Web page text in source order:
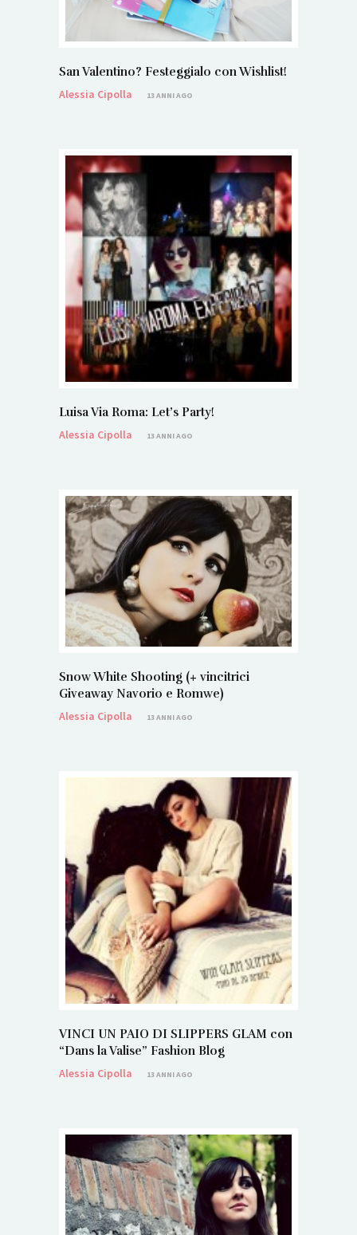
San Valentino? Festeggialo con Wishlist!
Alessia Cipolla
13 ANNI AGO
Luisa Via Roma: Let’s Party!
Alessia Cipolla
13 ANNI AGO
Snow White Shooting (+ vincitrici
Giveaway Navorio e Romwe)
Alessia Cipolla
13 ANNI AGO
VINCI UN PAIO DI SLIPPERS GLAM con
“Dans la Valise” Fashion Blog
Alessia Cipolla
13 ANNI AGO